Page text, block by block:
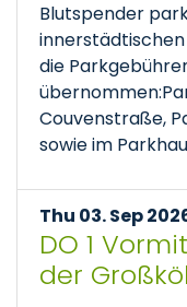
Blutspender
die
Couvenstraße,
sowie im
Thu 03. Sep
DO 1
der